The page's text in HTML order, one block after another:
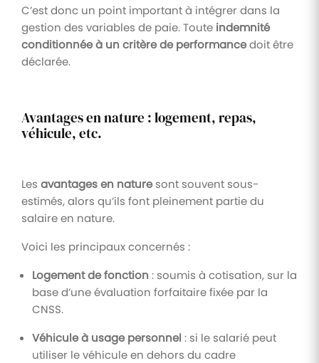
C’est donc un point important à intégrer dans la
gestion des variables de paie. Toute indemnité
conditionnée à un critère de performancedoit être
déclarée.
Avantages en nature : logement, repas,
véhicule, etc.
Les avantages en naturesont souvent sous-
estimés, alors qu’ils font pleinement partie du
salaire en nature.
Voici les principaux concernés :
Logement de fonction : soumis à cotisation, sur la
base d’une évaluation forfaitaire fixée par la
CNSS.
Véhicule à usage personnel : si le salarié peut
utiliser le véhicule en dehors du cadre